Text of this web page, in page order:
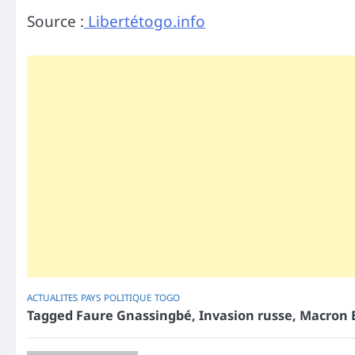
Source : Libertétogo.info
ACTUALITES PAYS POLITIQUE TOGO
Tagged Faure Gnassingbé, Invasion russe, Macron